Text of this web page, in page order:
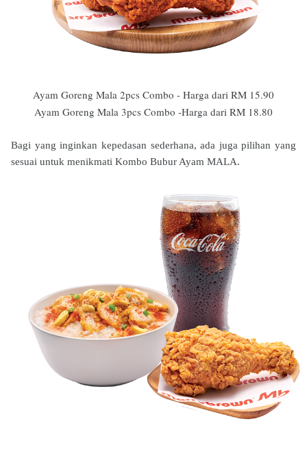
Ayam Goreng Mala 2pcs Combo - Harga dari RM 15.90
Ayam Goreng Mala 3pcs Combo -Harga dari RM 18.80
Bagi yang inginkan kepedasan sederhana, ada juga pilihan yang
sesuai untuk menikmati Kombo Bubur Ayam MALA.